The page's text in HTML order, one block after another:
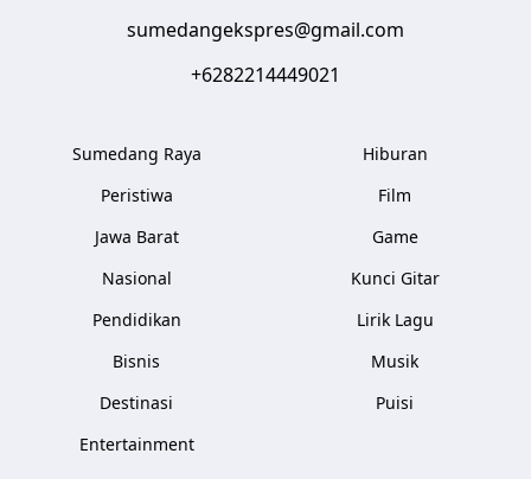
sumedangekspres@gmail.com
+6282214449021
Sumedang Raya
Peristiwa
Jawa Barat
Nasional
Pendidikan
Bisnis
Destinasi
Entertainment
Hiburan
Film
Game
Kunci Gitar
Lirik Lagu
Musik
Puisi